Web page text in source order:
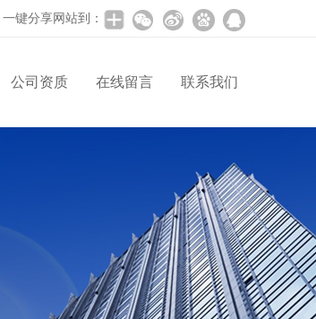
一键分享网站到：
公司资质 在线留言 联系我们